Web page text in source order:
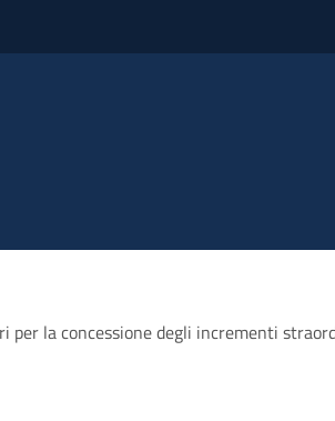
la concessione degli incrementi